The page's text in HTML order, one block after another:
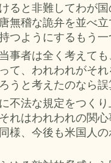
ると非難してわが
無稽な詭弁を並べ
つようにするもう
事者は全く考えて
て、われわれがそ
うと考えたのなら
不法な規定をつく
れはわれわれの関
様、今後も米国人